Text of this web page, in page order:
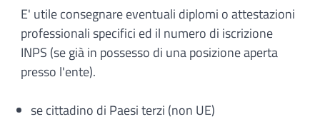
E' utile consegnare eventuali diplomi o attestazioni
professionali specifici ed il numero di iscrizione
INPS (se già in possesso di una posizione aperta
presso l'ente).
se cittadino di Paesi terzi (non UE)